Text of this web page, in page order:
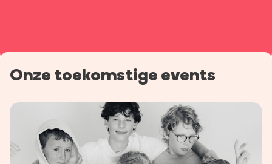
Onze toekomstige events